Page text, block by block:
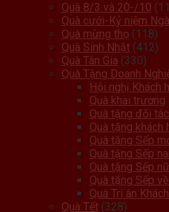
Quà 8/3 và 20-/10
Quà cưới-Kỷ niệm
Quà mừng thọ (118)
Quà Sinh Nhật (412)
Quà Tân Gia (330)
Quà Tặng Doanh
Hội nghị Khách
Quà khai trương
Quà tặng đối
Quà tặng khách
Quà tặng Sếp
Quà tặng Sếp
Quà tặng Sếp nữ
Quà tặng Sếp
Quà Tri ân
Quà Tết (328)